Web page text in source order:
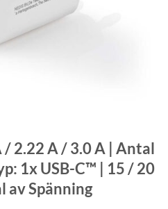
2.22 A / 3.0 A | Antal
1x USB-C™ | 15 / 20
av Spänning